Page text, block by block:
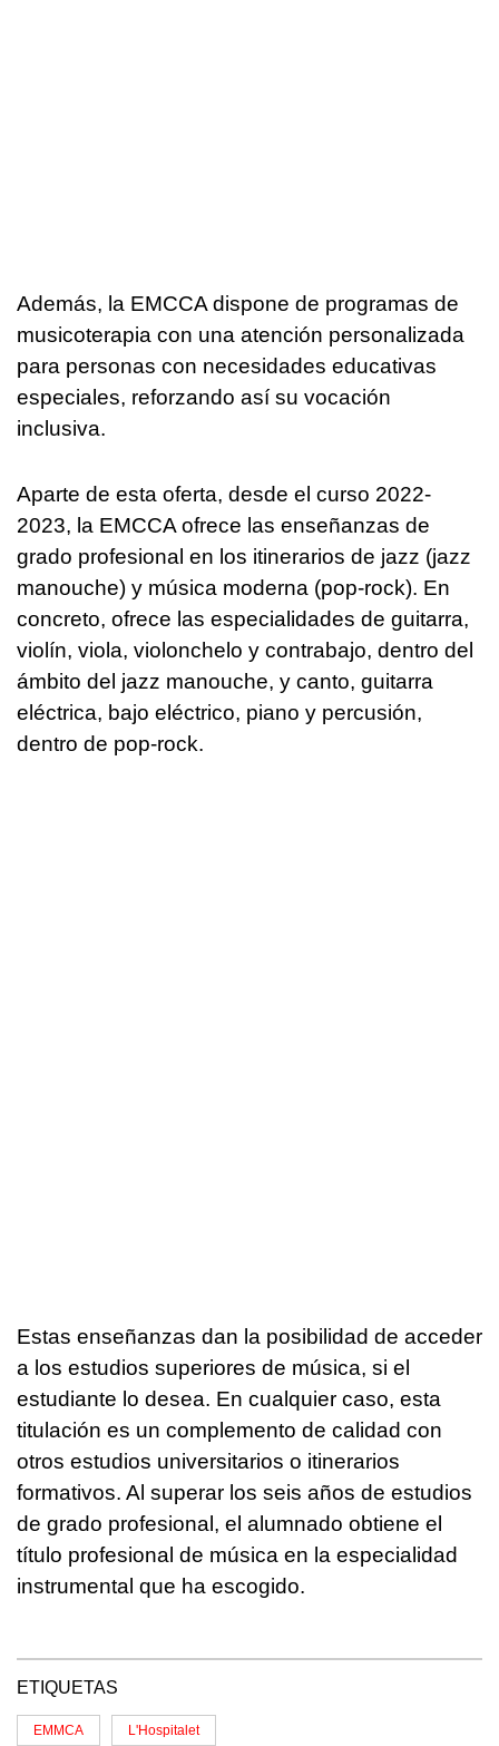
Además, la EMCCA dispone de programas de
musicoterapia con una atención personalizada
para personas con necesidades educativas
especiales, reforzando así su vocación
inclusiva.
Aparte de esta oferta, desde el curso 2022-
2023, la EMCCA ofrece las enseñanzas de
grado profesional en los itinerarios de jazz (jazz
manouche) y música moderna (pop-rock). En
concreto, ofrece las especialidades de guitarra,
violín, viola, violonchelo y contrabajo, dentro del
ámbito del jazz manouche, y canto, guitarra
eléctrica, bajo eléctrico, piano y percusión,
dentro de pop-rock.
Estas enseñanzas dan la posibilidad de acceder
a los estudios superiores de música, si el
estudiante lo desea. En cualquier caso, esta
titulación es un complemento de calidad con
otros estudios universitarios o itinerarios
formativos. Al superar los seis años de estudios
de grado profesional, el alumnado obtiene el
título profesional de música en la especialidad
instrumental que ha escogido.
ETIQUETAS
EMMCA L'Hospitalet